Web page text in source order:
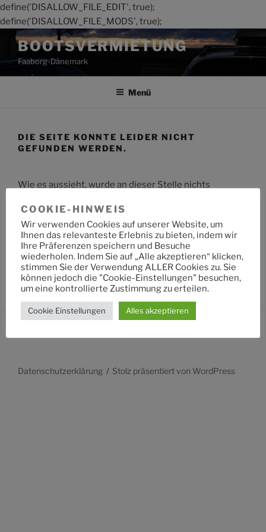
define('DISALLOW_FILE_EDIT', true);
define('DISALLOW_FILE_MODS', true);
Zum
Inhalt
springen
BOOTSVERMIETUNG
Faaborg-Dänemark
Menü
DIE SEITE KONNTE LEIDER NICHT
GEFUNDEN WERDEN.
Wie es aussieht, wurde an dieser Stelle nichts
Suche
nach:
Datenschutzerklärung Stolz präsentiert von WordPress
COOKIE-HINWEIS
Wir verwenden Cookies auf unserer Website, um
Ihnen das relevanteste Erlebnis zu bieten, indem wir
Ihre Präferenzen speichern und Besuche
wiederholen. Indem Sie auf „Alle akzeptieren“ klicken,
stimmen Sie der Verwendung ALLER Cookies zu. Sie
können jedoch die "Cookie-Einstellungen" besuchen,
um eine kontrollierte Zustimmung zu erteilen.
Cookie Einstellungen Alles akzeptieren